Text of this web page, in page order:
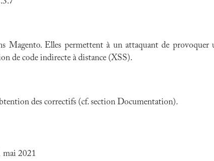
Magento. Elles permettent à un attaquant de
de code indirecte à distance (XSS).
des correctifs (cf. section Documentation).
mai 2021